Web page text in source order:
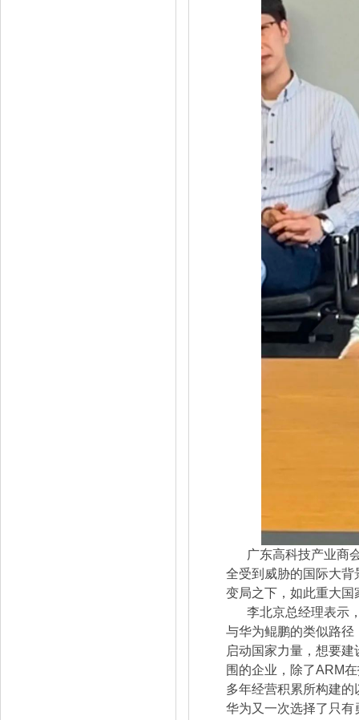
广东高科技产业商
全受到威胁的国际大
变局之下，如此重大
李北京总经理表示
与华为鲲鹏的类似路
启动国家力量，想要
围的企业，除了ARM
多年经营积累所构建
华为又一次选择了只